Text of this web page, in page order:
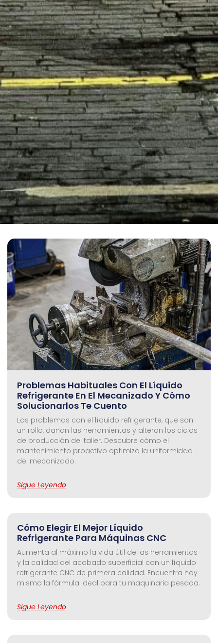
Problemas Habituales Con El Líquido
Refrigerante En El Mecanizado Y Cómo
Solucionarlos Te Cuento
Los problemas con el líquido refrigerante, que son
un rollo, dañan las herramientas y alteran los ciclos
de producción del taller. Descubre cómo el
mantenimiento proactivo optimiza la uniformidad
del mecanizado.
Sigue Leyendo
Cómo Elegir El Mejor Líquido
Refrigerante Para Máquinas CNC
Aumenta al máximo la vida útil de las herramientas
y la calidad del acabado superficial con un líquido
refrigerante CNC de primera calidad. Encuentra hoy
mismo la fórmula ideal para tu maquinaria pesada.
Sigue Leyendo